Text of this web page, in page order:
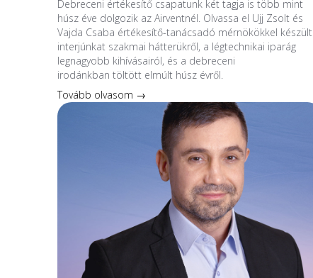
Debreceni értékesítő csapatunk két tagja is több mint
húsz éve dolgozik az Airventnél. Olvassa el Ujj Zsolt és
Vajda Csaba értékesítő-tanácsadó mérnökökkel készült
interjúnkat szakmai hátterükről, a légtechnikai iparág
legnagyobb kihívásairól, és a debreceni
irodánkban töltött elmúlt húsz évről.
Tovább olvasom →